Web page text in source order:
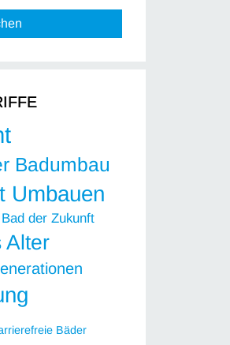
Badumbau
Umbauen
Bad der Zukunft
Alter
Bäder